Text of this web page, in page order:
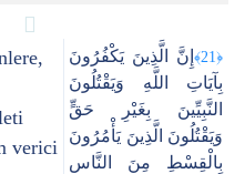
verici
﴿21﴾
إِنَّ الَّذِينَ يَكْفُرُونَ
بِآيَاتِ اللَّهِ وَيَقْتُلُونَ
النَّبِيِّينَ بِغَيْرِ حَقٍّ
وَيَقْتُلُونَ الَّذِينَ يَأْمُرُونَ
بِالْقِسْطِ مِنَ النَّاسِ